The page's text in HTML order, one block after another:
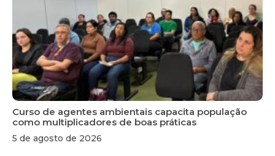
Curso de agentes ambientais capacita população
como multiplicadores de boas práticas
5 de agosto de 2026